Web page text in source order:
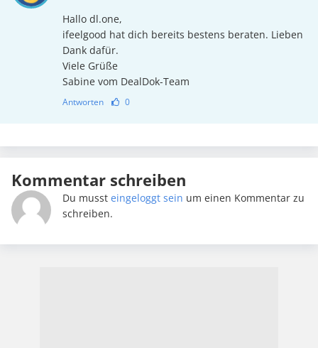
Hallo dl.one,
ifeelgood hat dich bereits bestens beraten. Lieben
Dank dafür.
Viele Grüße
Sabine vom DealDok-Team
Antworten 0
Kommentar schreiben
Du musst eingeloggt sein um einen Kommentar zu
schreiben.